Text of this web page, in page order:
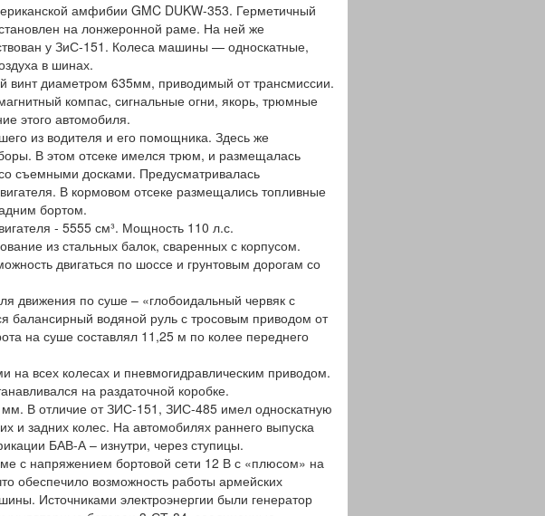
амфибии GMC DUKW-353. Герметичный
на лонжеронной раме. На ней же
у ЗиС-151. Колеса машины — односкатные,
в шинах.
винт диаметром 635мм, приводимый от трансмиссии.
компас, сигнальные огни, якорь, трюмные
этого автомобиля.
из водителя и его помощника. Здесь же
В этом отсеке имелся трюм, и размещалась
съемными досками. Предусматривалась
В кормовом отсеке размещались топливные
бортом.
- 5555 см³. Мощность 110 л.с.
из стальных балок, сваренных с корпусом.
двигаться по шоссе и грунтовым дорогам со
движения по суше – «глобоидальный червяк с
балансирный водяной руль с тросовым приводом от
на суше составлял 11,25 м по колее переднего
всех колесах и пневмогидравлическим приводом.
на раздаточной коробке.
В отличие от ЗИС-151, ЗИС-485 имел односкатную
и задних колес. На автомобилях раннего выпуска
БАВ-А – изнутри, через ступицы.
с напряжением бортовой сети 12 В с «плюсом» на
обеспечило возможность работы армейских
Источниками электроэнергии были генератор